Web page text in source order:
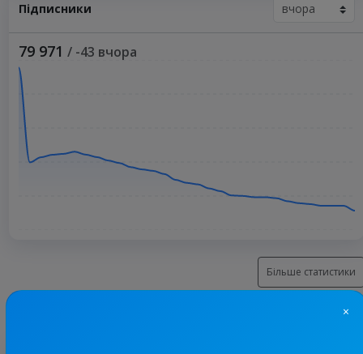
Підписники
79 971 / -43 вчора
Більше статистики
×